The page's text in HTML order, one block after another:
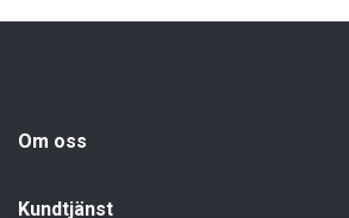
Om oss
Kundtjänst